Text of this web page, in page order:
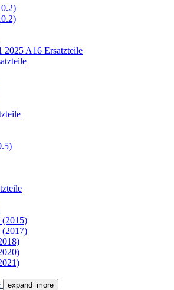
2025 A16 Ersatzteile
(2015)
(2017)
expand_more